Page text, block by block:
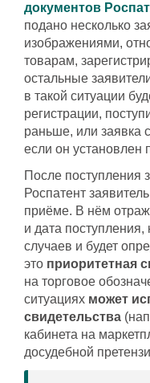
документов
подано несколько
изображениями,
товарам,
остальные
в такой ситуации
регистрации,
раньше, или заявка
если он установлен
После поступления
Роспатент
приёме. В нём
и дата
случаев и будет
это приоритетная
на торговое
ситуациях может
свидетельства
кабинета на
досудебной